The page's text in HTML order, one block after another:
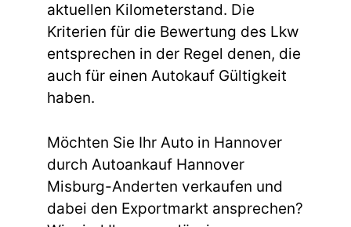
aktuellen Kilometerstand. Die
Kriterien für die Bewertung des Lkw
entsprechen in der Regel denen, die
auch für einen Autokauf Gültigkeit
haben.
Möchten Sie Ihr Auto in Hannover
durch Autoankauf Hannover
Misburg-Anderten verkaufen und
dabei den Exportmarkt ansprechen?